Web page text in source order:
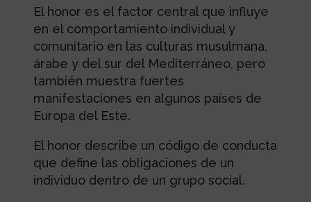
El honor es el factor central que influye
en el comportamiento individual y
comunitario en las culturas musulmana,
árabe y del sur del Mediterráneo, pero
también muestra fuertes
manifestaciones en algunos países de
Europa del Este.
El honor describe un código de conducta
que define las obligaciones de un
individuo dentro de un grupo social.